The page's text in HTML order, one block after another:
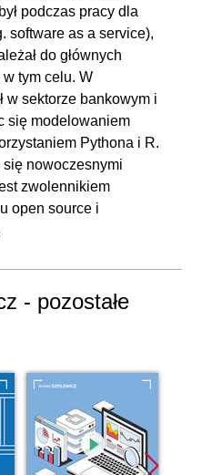
podczas pracy dla
software as a service),
do głównych
tym celu. W
w sektorze bankowym i
się modelowaniem
Pythona i R.
nowoczesnymi
zwolennikiem
open source i
- pozostałe